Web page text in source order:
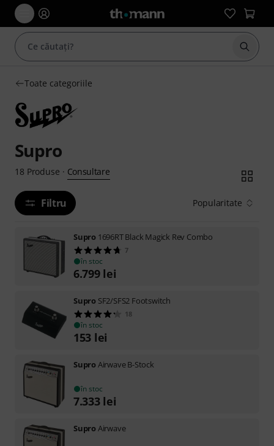
Toate categoriile
Supro
18 Produse · Consultare
Filtru Popularitate
Supro 1696RT Black Magick Rev Combo
7
în stoc
6.799 lei
Supro SF2/SFS2 Footswitch
18
în stoc
153 lei
SuproAirwave B-Stock
în stoc
7.333 lei
SuproAirwave